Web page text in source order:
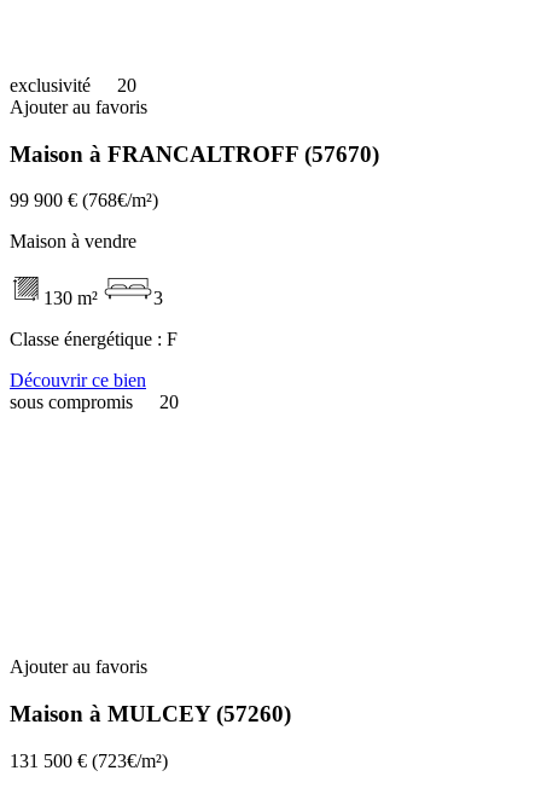
exclusivité
20
Ajouter au favoris
Maison à FRANCALTROFF (57670)
99 900 € (768€/m²)
Maison à vendre
130 m²
3
Classe énergétique : F
Découvrir ce bien
sous compromis
20
Ajouter au favoris
Maison à MULCEY (57260)
131 500 € (723€/m²)